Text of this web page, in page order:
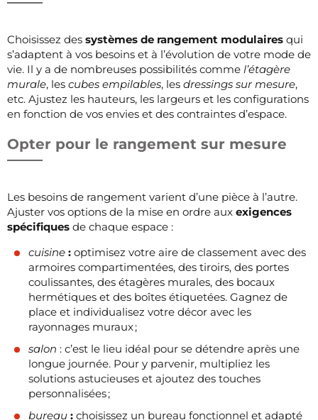
Choisissez des systèmes de rangement modulaires qui
s’adaptent à vos besoins et à l’évolution de votre mode de
vie. Il y a de nombreuses possibilités comme l’étagère
murale, les cubes empilables, les dressings sur mesure,
etc. Ajustez les hauteurs, les largeurs et les configurations
en fonction de vos envies et des contraintes d’espace.
Opter pour le rangement sur mesure
Les besoins de rangement varient d’une pièce à l’autre.
Ajuster vos options de la mise en ordre aux exigences
spécifiques de chaque espace :
cuisine : optimisez votre aire de classement avec des
armoires compartimentées, des tiroirs, des portes
coulissantes, des étagères murales, des bocaux
hermétiques et des boîtes étiquetées. Gagnez de
place et individualisez votre décor avec les
rayonnages muraux ;
salon : c’est le lieu idéal pour se détendre après une
longue journée. Pour y parvenir, multipliez les
solutions astucieuses et ajoutez des touches
personnalisées ;
bureau : choisissez un bureau fonctionnel et adapté